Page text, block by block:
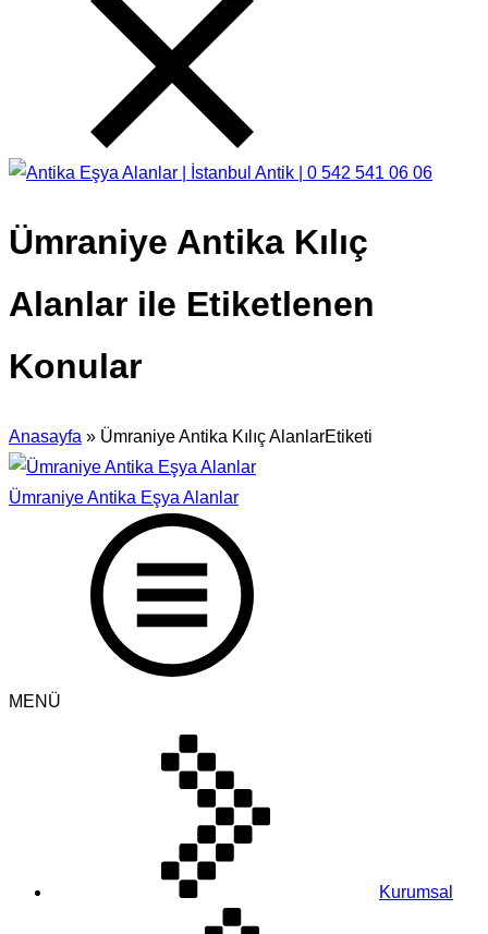
Ümraniye Antika Kılıç
Alanlar ile Etiketlenen
Konular
Anasayfa » Ümraniye Antika Kılıç AlanlarEtiketi
Ümraniye Antika Eşya Alanlar
MENÜ
Kurumsal